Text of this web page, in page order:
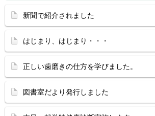
新聞で紹介されました
はじまり、はじまり・・・
正しい歯磨きの仕方を学びました。
図書室だより発行しました